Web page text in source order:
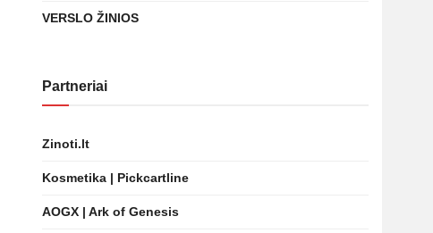
VERSLO ŽINIOS
Partneriai
Zinoti.lt
Kosmetika | Pickcartline
AOGX | Ark of Genesis